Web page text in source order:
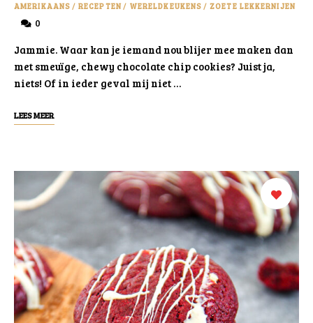
AMERIKAANS / RECEPTEN/ WERELDKEUKENS / ZOETE LEKKERNIJEN
0
Jammie. Waar kan je iemand nou blijer mee maken dan
met smeuïge, chewy chocolate chip cookies? Juist ja,
niets! Of in ieder geval mij niet …
LEES MEER